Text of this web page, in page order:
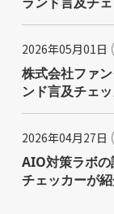
2026年05月01日
株式会社ファ
ンド言及チェ
2026年04月27日
AIO対策ラボ
チェッカーが